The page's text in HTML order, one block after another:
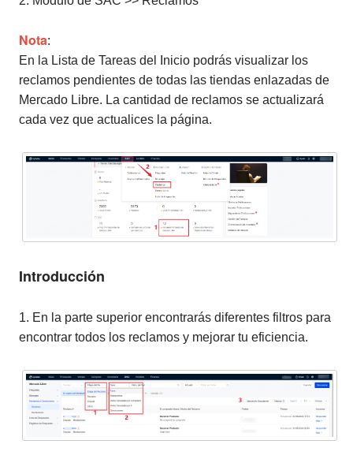
Nota:
En la Lista de Tareas del Inicio podrás visualizar los
reclamos pendientes de todas las tiendas enlazadas de
Mercado Libre. La cantidad de reclamos se actualizará
cada vez que actualices la página.
Introducción
1. En la parte superior encontrarás diferentes filtros para
encontrar todos los reclamos y mejorar tu eficiencia.